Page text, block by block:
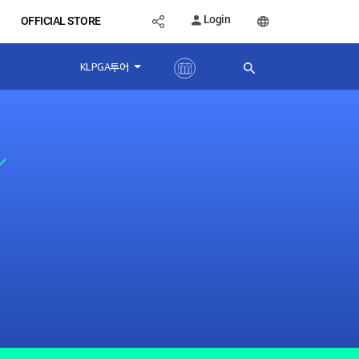
OFFICIAL STORE Login
KLPGA투어